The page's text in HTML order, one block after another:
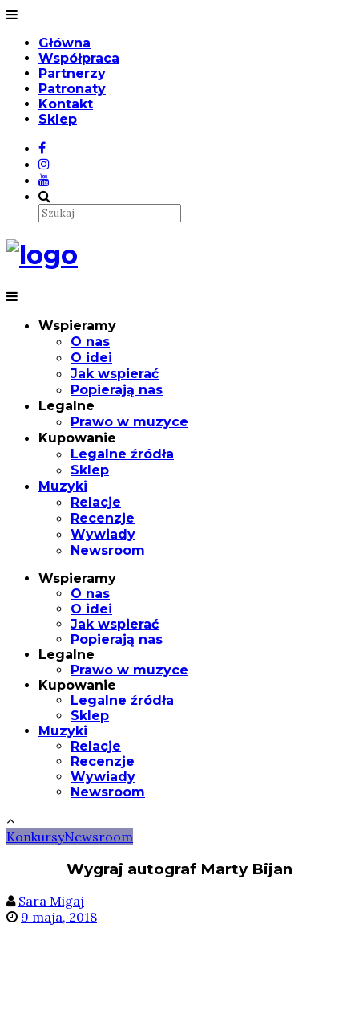
Główna
Współpraca
Partnerzy
Patronaty
Kontakt
Sklep
Wspieramy
O nas
O idei
Jak wspierać
Popierają nas
Legalne
Prawo w muzyce
Kupowanie
Legalne źródła
Sklep
Muzyki
Relacje
Recenzje
Wywiady
Newsroom
Wspieramy
O nas
O idei
Jak wspierać
Popierają nas
Legalne
Prawo w muzyce
Kupowanie
Legalne źródła
Sklep
Muzyki
Relacje
Recenzje
Wywiady
Newsroom
KonkursyNewsroom
Wygraj autograf Marty Bijan
Sara Migaj
9 maja, 2018